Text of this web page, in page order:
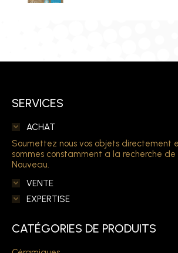
SERVICES
ACHAT
Soumettez nous vos objets directement
sommes constamment a la recherche de
Nouveau.
VENTE
EXPERTISE
CATÉGORIES DE PRODUITS